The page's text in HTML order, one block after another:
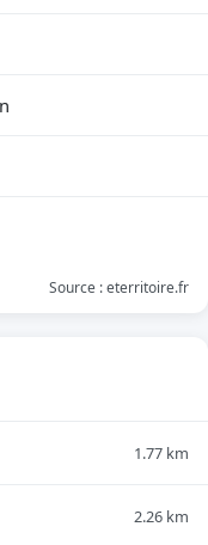
Source : eterritoire.fr
1.77 km
2.26 km